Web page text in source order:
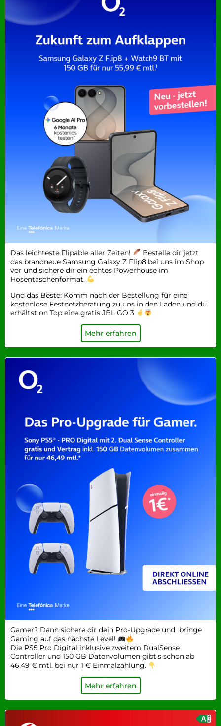
Das leichteste Flipable aller Zeiten!
Bestelle dir jetzt
das brandneue Samsung Galaxy Z Flip8 bei uns im Shop
vor und sichere dir ein echtes Powerhouse im
Hosentaschenformat.
Und das Beste: Komm nach der Bestellung für eine
kostenlose Festnetzberatung zu uns in den Laden und du
erhältst on Top eine gratis JBL GO 3
Mehr erfahren
Gamer? Dann sichere dir dein Pro-Upgrade und bringe
Gaming auf das nächste Level!
Die PS5 Pro Digital inklusive zweitem DualSense
Controller und 150 GB Datenvolumen gibt’s schon ab
46,49 € mtl. bei nur 1 € Einmalzahlung.
Mehr erfahren